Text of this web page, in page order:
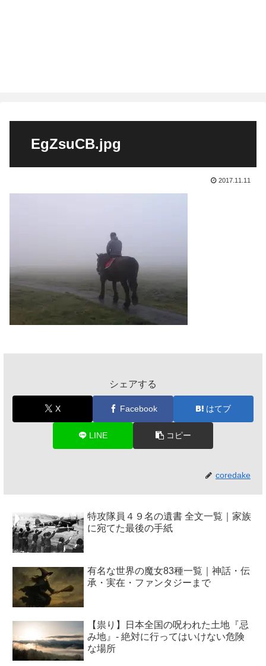
EgZsuCB.jpg
2017.11.11
シェアする
X Facebook はてブ
LINE コピー
coredake
特攻隊員４９名の遺書 全文一覧｜家族
に宛てた最後の手紙
有名な世界の魔女83種一覧｜神話・伝
承・実在・ファンタジーまで
【祟り】日本全国の呪われた土地『忌
み地』- 絶対に行ってはいけない危険
な場所